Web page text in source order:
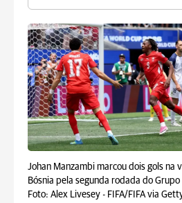
Johan Manzambi marcou dois gols na
Bósnia pela segunda rodada do
Foto: Alex Livesey - FIFA/FIFA via